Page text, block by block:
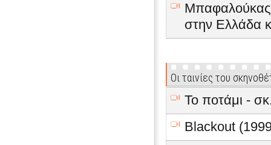
Μπαφαλούκας
στην Ελλάδα
Οι ταινίες του
Το ποτάμι -
Blackout